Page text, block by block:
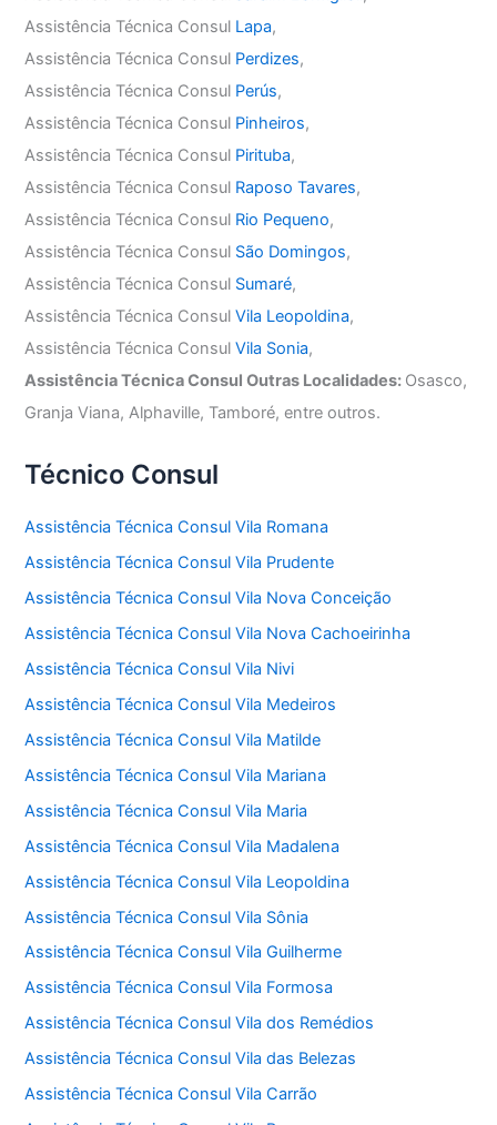
Assistência Técnica Consul Lapa,
Assistência Técnica Consul Perdizes,
Assistência Técnica Consul Perús,
Assistência Técnica Consul Pinheiros,
Assistência Técnica Consul Pirituba,
Assistência Técnica Consul Raposo Tavares,
Assistência Técnica Consul Rio Pequeno,
Assistência Técnica Consul São Domingos,
Assistência Técnica Consul Sumaré,
Assistência Técnica ConsulVila Leopoldina,
Assistência Técnica ConsulVila Sonia,
Assistência Técnica Consul Outras Localidades: Osasco,
Granja Viana, Alphaville, Tamboré, entre outros.
Técnico Consul
Assistência Técnica Consul Vila Romana
Assistência Técnica Consul Vila Prudente
Assistência Técnica Consul Vila Nova Conceição
Assistência Técnica Consul Vila Nova Cachoeirinha
Assistência Técnica Consul Vila Nivi
Assistência Técnica Consul Vila Medeiros
Assistência Técnica Consul Vila Matilde
Assistência Técnica Consul Vila Mariana
Assistência Técnica Consul Vila Maria
Assistência Técnica Consul Vila Madalena
Assistência Técnica Consul Vila Leopoldina
Assistência Técnica Consul Vila Sônia
Assistência Técnica Consul Vila Guilherme
Assistência Técnica Consul Vila Formosa
Assistência Técnica Consul Vila dos Remédios
Assistência Técnica Consul Vila das Belezas
Assistência Técnica Consul Vila Carrão